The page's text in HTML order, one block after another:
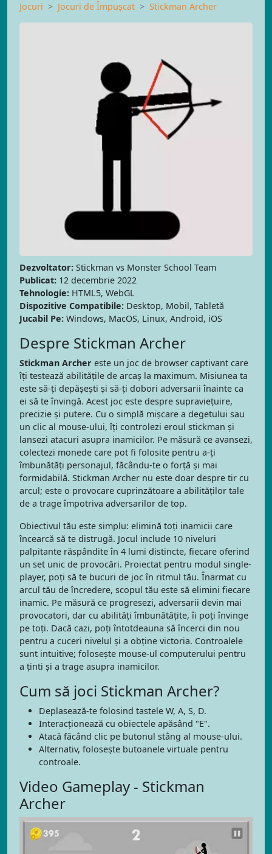
Jocuri Jocuri de Împușcat Stickman Archer
Dezvoltator: Stickman vs Monster School Team
Publicat: 12 decembrie 2022
Tehnologie: HTML5, WebGL
Dispozitive Compatibile: Desktop, Mobil, Tabletă
Jucabil Pe: Windows, MacOS, Linux, Android, iOS
Despre Stickman Archer
Stickman Archer este un joc de browser captivant care
îți testează abilitățile de arcaș la maximum. Misiunea ta
este să-ți depășești și să-ți dobori adversarii înainte ca
ei să te învingă. Acest joc este despre supraviețuire,
precizie și putere. Cu o simplă mișcare a degetului sau
un clic al mouse-ului, îți controlezi eroul stickman și
lansezi atacuri asupra inamicilor. Pe măsură ce avansezi,
colectezi monede care pot fi folosite pentru a-ți
îmbunătăți personajul, făcându-te o forță și mai
formidabilă. Stickman Archer nu este doar despre tir cu
arcul; este o provocare cuprinzătoare a abilităților tale
de a trage împotriva adversarilor de top.
Obiectivul tău este simplu: elimină toți inamicii care
încearcă să te distrugă. Jocul include 10 niveluri
palpitante răspândite în 4 lumi distincte, fiecare oferind
un set unic de provocări. Proiectat pentru modul single-
player, poți să te bucuri de joc în ritmul tău. Înarmat cu
arcul tău de încredere, scopul tău este să elimini fiecare
inamic. Pe măsură ce progresezi, adversarii devin mai
provocatori, dar cu abilități îmbunătățite, îi poți învinge
pe toți. Dacă cazi, poți întotdeauna să încerci din nou
pentru a cuceri nivelul și a obține victoria. Controalele
sunt intuitive; folosește mouse-ul computerului pentru
a ținti și a trage asupra inamicilor.
Cum să joci Stickman Archer?
Deplasează-te folosind tastele W, A, S, D.
Interacționează cu obiectele apăsând "E".
Atacă făcând clic pe butonul stâng al mouse-ului.
Alternativ, folosește butoanele virtuale pentru
controale.
Video Gameplay - Stickman
Archer